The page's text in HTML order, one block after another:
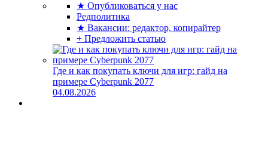
★ Опубликоваться у нас
Редполитика
★ Вакансии: редактор, копирайтер
+ Предложить статью
Где и как покупать ключи для игр: гайд на
примере Cyberpunk 2077
04.08.2026